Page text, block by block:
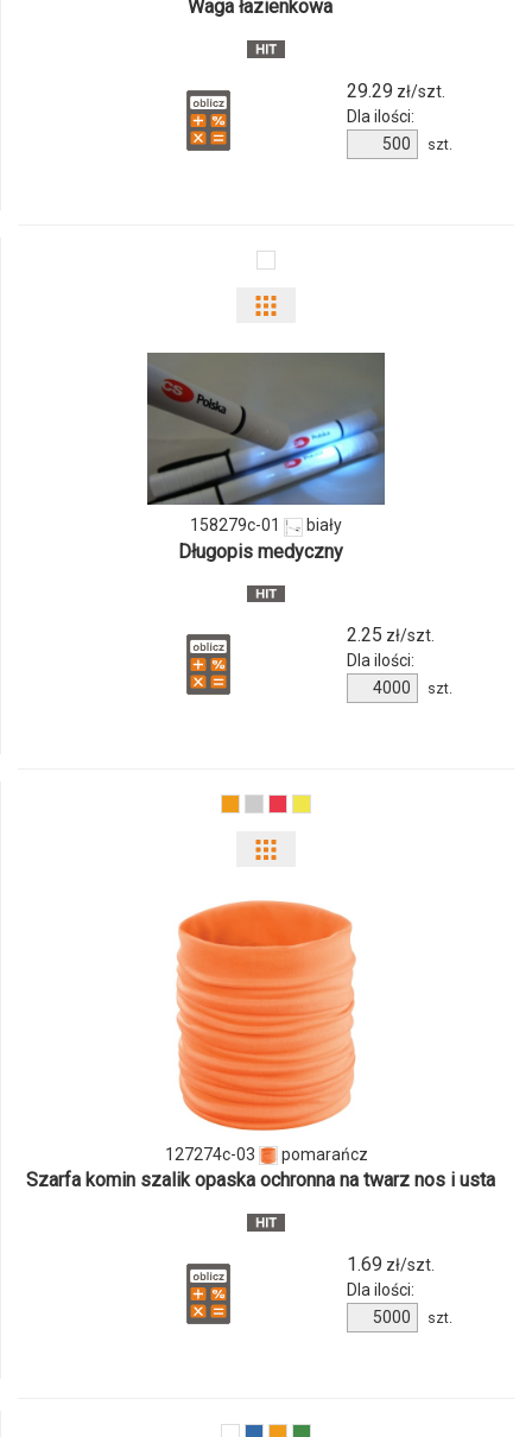
Waga łazienkowa
29.29 zł/szt.
Dla ilości:
produktu
szt.
odmiany
ilości
produktu
158279c-
01
158279c-01 biały
Długopis medyczny
2.25 zł/szt.
Dla ilości:
Ilość
produktu
szt.
odmiany
i
ilości
produktu
127274c-
03
127274c-03 pomarańcz
Szarfa komin szalik opaska ochronna na twarz nos i usta
1.69 zł/szt.
Dla ilości:
Ilość
produktu
szt.